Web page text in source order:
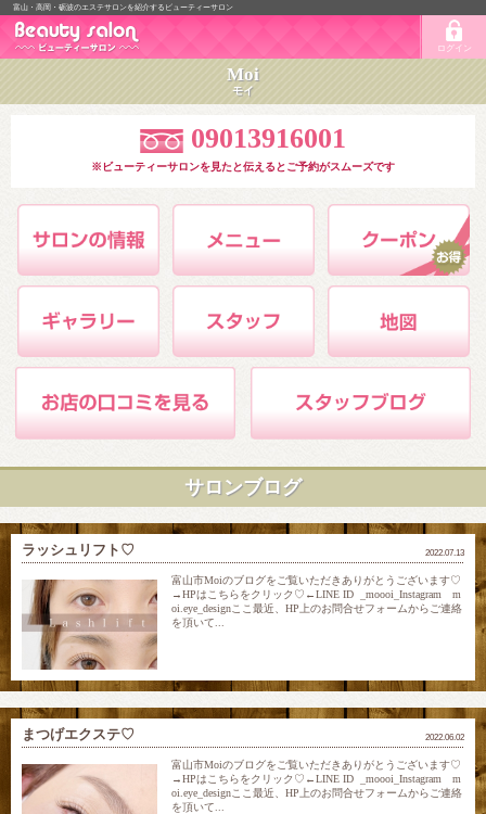
富山・高岡・砺波のエステサロンを紹介するビューティーサロン
ログイン
Moi
モイ
09013916001
※ビューティーサロンを見たと伝えるとご予約がスムーズです
サロンブログ
2022.07.13
ラッシュリフト♡
富山市Moiのブログをご覧いただきありがとうございます♡
→HPはこちらをクリック♡←LINE ID _moooi_Instagram m
oi.eye_designここ最近、HP上のお問合せフォームからご連絡
を頂いて...
2022.06.02
まつげエクステ♡
富山市Moiのブログをご覧いただきありがとうございます♡
→HPはこちらをクリック♡←LINE ID _moooi_Instagram m
oi.eye_designここ最近、HP上のお問合せフォームからご連絡
を頂いて...